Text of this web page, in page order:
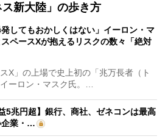
新大陸」の歩き方
発してもおかしくはない」イーロン・マ
ペースXが抱えるリスクの数々「絶対
X」の上場で史上初の「兆万長者（ト
ーロン・マスク氏。…
5兆円超】銀行、商社、ゼネコンは最高
企業・…